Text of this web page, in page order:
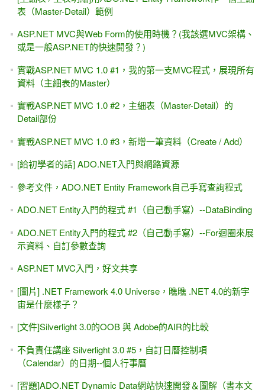
表（Master-Detail）範例
ASP.NET MVC與Web Form的使用時機？(我該選MVC架構、
或是一般ASP.NET的快速開發？)
實戰ASP.NET MVC 1.0 #1，我的第一支MVC程式，展現所有
資料（主細表的Master）
實戰ASP.NET MVC 1.0 #2，主細表（Master-Detail）的
Detail部份
實戰ASP.NET MVC 1.0 #3，新增一筆資料（Create / Add）
[給初學者的話] ADO.NET入門與網路資源
參考文件，ADO.NET Entity Framework自己手寫查詢程式
ADO.NET Entity入門的程式 #1（自己動手寫）--DataBinding
ADO.NET Entity入門的程式 #2（自己動手寫）--For迴圈來展
示資料、自訂參數查詢
ASP.NET MVC入門，好文共享
[圖片] .NET Framework 4.0 Universe，瞧瞧 .NET 4.0的新宇
宙是什麼樣子？
[文件]Silverlight 3.0的OOB 與 Adobe的AIR的比較
不負責任講座 Silverlight 3.0 #5，自訂日曆控制項
（Calendar）的日期--個人行事曆
[習題]ADO.NET Dynamic Data網站快速開發＆圖解（書本文